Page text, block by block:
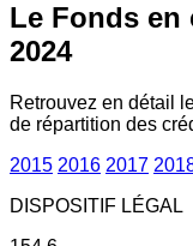
Le Fonds en
2024
Retrouvez en détail
de répartition des
2015 2016 2017
DISPOSITIF LÉGAL